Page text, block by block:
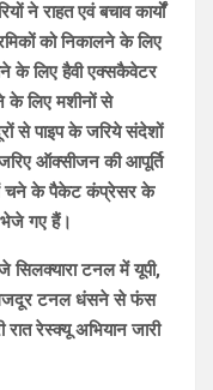
ने राहत एवं बचाव कार्यों
को निकालने के लिए
के लिए हैवी एक्सकैवेटर
के लिए मशीनों से
से पाइप के जरिये संदेशों
ऑक्सीजन की आपूर्ति
में चने के पैकेट कंप्रेसर के
गए हैं।
सिलक्यारा टनल में यूपी,
मजदूर टनल धंसने से फंस
रेस्क्यू अभियान जारी